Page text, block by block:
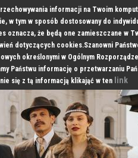
informacji na Twoim
w tym w sposób dostosowany do
oznacza, że będą one zamieszczane w
dotyczących cookies.Szanowni
określonymi w Ogólnym
Państwu informację o przetwarzaniu
się z tą informacją klikająć w ten link